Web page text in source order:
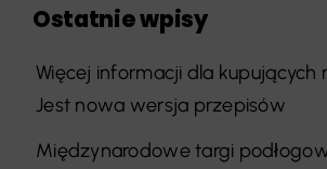
Ostatnie wpisy
Więcej informacji dla kupujących
Jest nowa wersja przepisów
Międzynarodowe targi